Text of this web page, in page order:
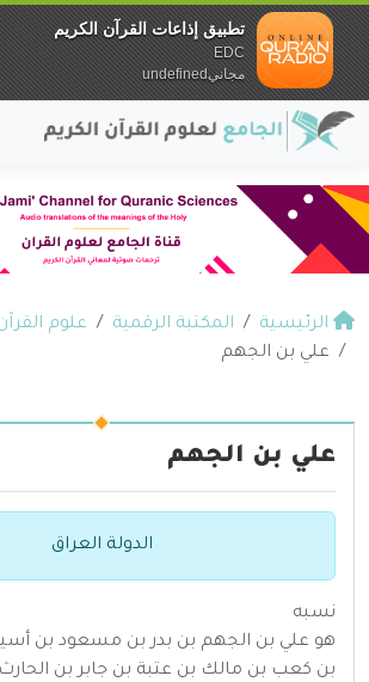
الرئيسية المكتبة الرقمية
علوم
علي بن الجهم
علي بن الجهم
الدولة العراق
نسبه
هو علي بن الجهم بن بدر بن مسعود بن أسيد
بن كعب بن مالك بن عتبة بن جابر بن
تطبيق إذاعات القرآن الكريم
EDC
مجانيundefined